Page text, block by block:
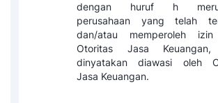
dengan huruf h
perusahaan yang telah
dan/atau memperoleh
Otoritas Jasa
dinyatakan diawasi oleh
Jasa Keuangan.